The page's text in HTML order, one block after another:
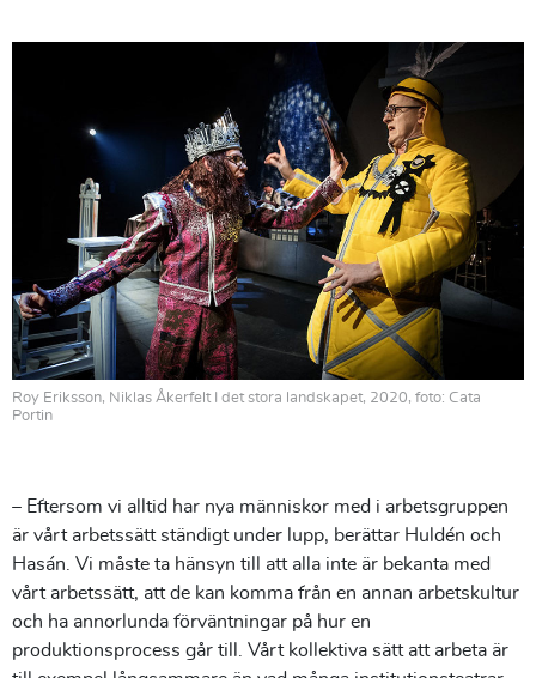
Roy Eriksson, Niklas Åkerfelt I det stora landskapet, 2020, foto: Cata
Portin
– Eftersom vi alltid har nya människor med i arbetsgruppen
är vårt arbetssätt ständigt under lupp, berättar Huldén och
Hasán. Vi måste ta hänsyn till att alla inte är bekanta med
vårt arbetssätt, att de kan komma från en annan arbetskultur
och ha annorlunda förväntningar på hur en
produktionsprocess går till. Vårt kollektiva sätt att arbeta är